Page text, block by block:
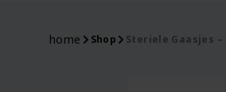
home Shop Steriele Gaasjes